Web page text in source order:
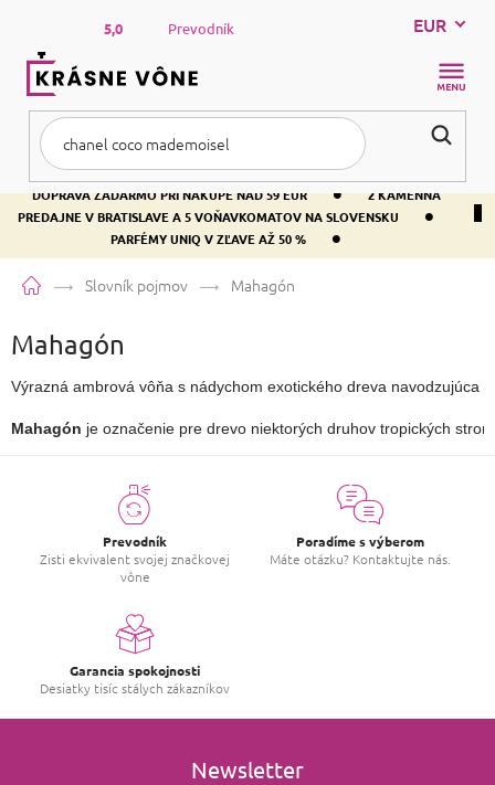
obsah
DOPRAVA ZADARMO PRI NÁKUPE NAD 59 EUR •
2 KAMENNÁ
PREDAJNE V BRATISLAVE A 5 VOŇAVKOMATOV NA SLOVENSKU
•
PARFÉMY UNIQ V ZĽAVE AŽ 50 % •
5,0 Prevodník EUR
DomovSlovník pojmov Mahagón
Mahagón
Výrazná ambrová vôňa s nádychom exotického dreva navodzujúca
Mahagón je označenie pre drevo niektorých druhov tropických
Prevodník
Zisti ekvivalent svojej značkovej
vône
Poradíme s výberom
Máte otázku? Kontaktujte nás.
Garancia spokojnosti
Desiatky tisíc stálych zákazníkov
Newsletter